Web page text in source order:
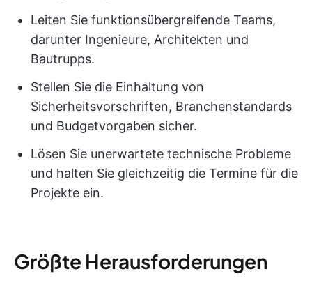
Leiten Sie funktionsübergreifende Teams,
darunter Ingenieure, Architekten und
Bautrupps.
Stellen Sie die Einhaltung von
Sicherheitsvorschriften, Branchenstandards
und Budgetvorgaben sicher.
Lösen Sie unerwartete technische Probleme
und halten Sie gleichzeitig die Termine für die
Projekte ein.
Größte Herausforderungen